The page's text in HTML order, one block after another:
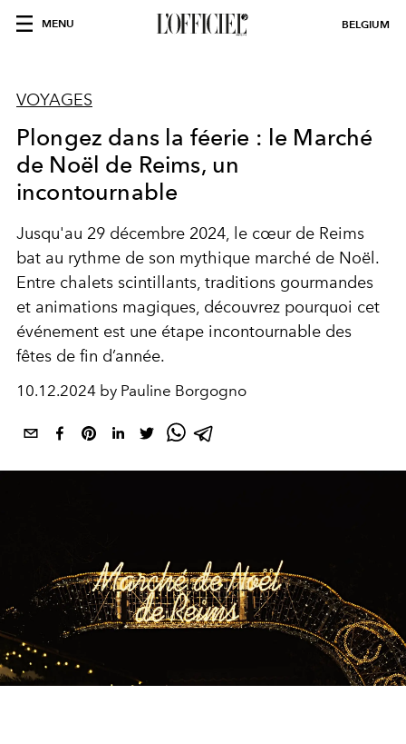
MENU BELGIUM
VOYAGES
Plongez dans la féerie : le Marché
de Noël de Reims, un
incontournable
Jusqu'au 29 décembre 2024, le cœur de Reims
bat au rythme de son mythique marché de Noël.
Entre chalets scintillants, traditions gourmandes
et animations magiques, découvrez pourquoi cet
événement est une étape incontournable des
fêtes de fin d’année.
10.12.2024 by Pauline Borgogno